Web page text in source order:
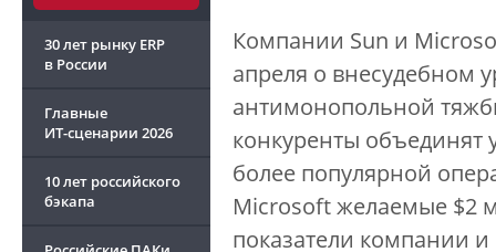
30 лет рынку ERP
в России
Главные
ИТ-сценарии 2026
10 лет российского
бэкапа
Компании Sun и
апреля о внесудебном
антимонопольной
конкуренты объединят
более популярной
Microsoft желаемые $2
показатели компании